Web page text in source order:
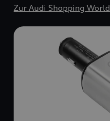
Zur Audi Shopping World